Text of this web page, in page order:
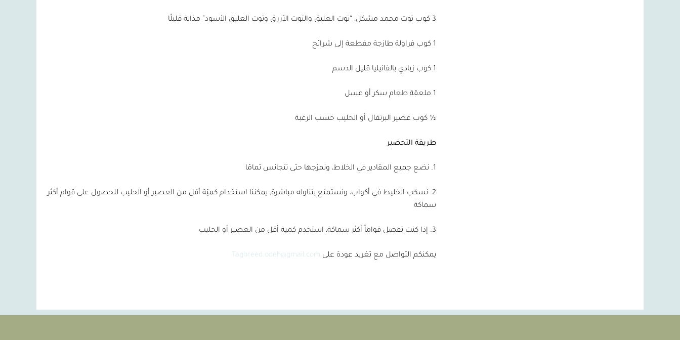
3 كوب توت مجمد مشكل، “توت العليق والتوت الأزرق وتوت العليق الأسود” مذابة قليلًا
1 كوب فراولة طازجة مقطعة إلى شرائح
1 كوب زبادي بالفانيليا قليل الدسم
1 ملعقة طعام سكر أو عسل
½ كوب عصير البرتقال أو الحليب حسب الرغبة
طريقة التحضير
1. نضع جميع المقادير في الخلاط، ونمزجها حتى تتجانس تمامًا
2. نسكب الخليط في أكواب، ونستمتع بتناوله مباشرة, يمكننا استخدام كميّة أقل من العصير أو الحليب للحصول على قوام أكثر
سماكة
3. إذا كنت تفضل قواماً أكثر سماكة، استخدم كمية أقل من العصير أو الحليب
يمكنكم التواصل مع تغريد عودة على Taghreed.odeh@gmail.com